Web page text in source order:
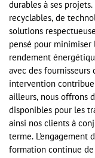
durables à ses
recyclables, de
solutions
pensé pour
rendement
avec des fournisseurs
intervention
ailleurs, nous offrons
disponibles pour les
ainsi nos clients à
terme. L'engagement
formation continue de